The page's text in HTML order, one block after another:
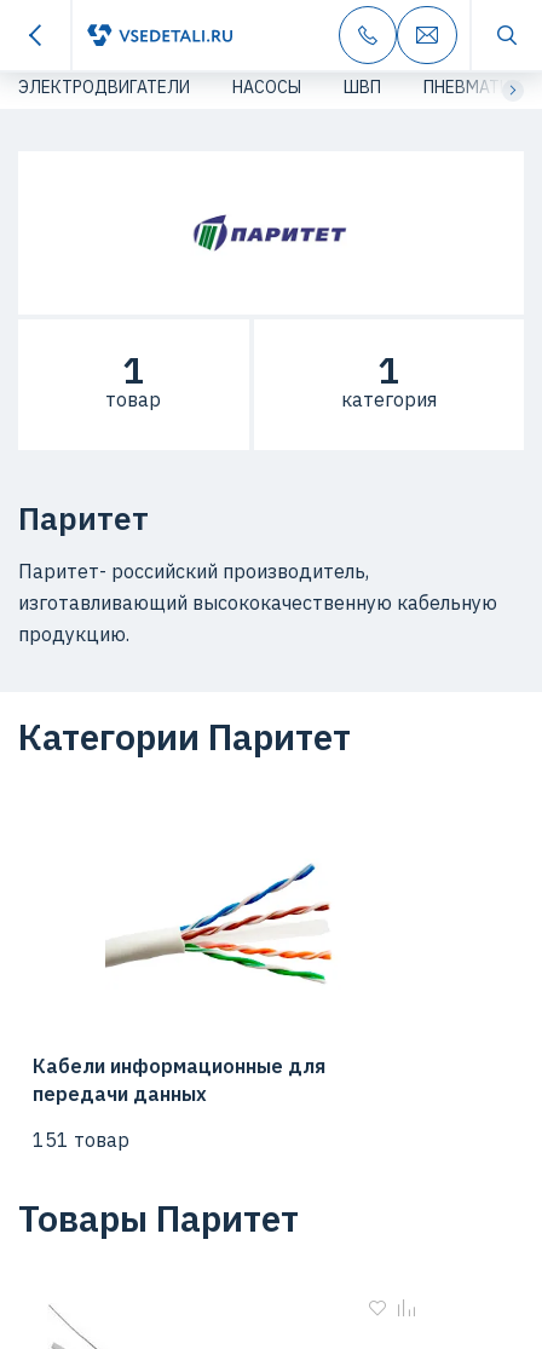
ЭЛЕКТРОДВИГАТЕЛИ НАСОСЫ ШВП ПНЕВМАТИКА
Паритет
Паритет- российский производитель,
изготавливающий высококачественную кабельную
продукцию.
1
товар
1
категория
Категории Паритет
Кабели информационные для
передачи данных
151 товар
Товары Паритет